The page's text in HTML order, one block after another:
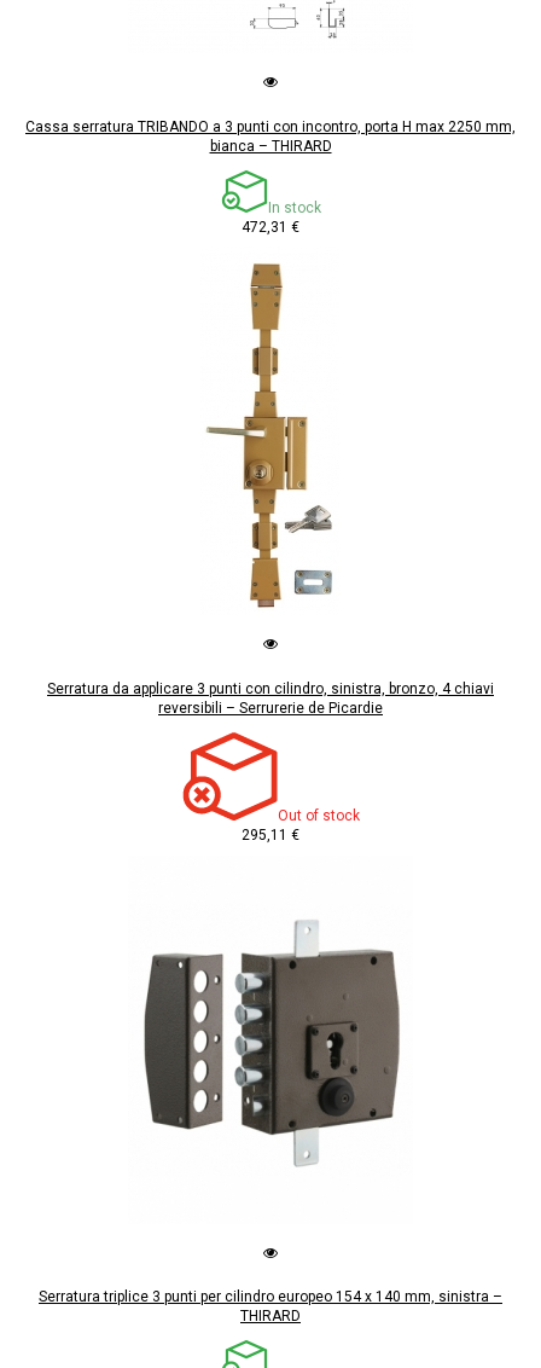
Cassa serratura TRIBANDO a 3 punti con incontro, porta H max 2250 mm,
bianca – THIRARD
In stock
472,31 €
Serratura da applicare 3 punti con cilindro, sinistra, bronzo, 4 chiavi
reversibili – Serrurerie de Picardie
Out of stock
295,11 €
Serratura triplice 3 punti per cilindro europeo 154 x 140 mm, sinistra –
THIRARD